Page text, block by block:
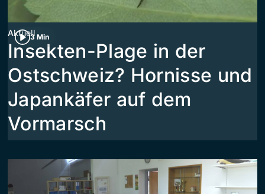
3 Min
Aktuell
Insekten-Plage in der
Ostschweiz? Hornisse und
Japankäfer auf dem
Vormarsch